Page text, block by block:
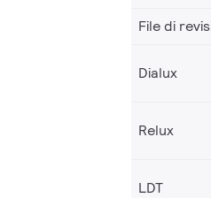
File di
Dialux
Relux
LDT